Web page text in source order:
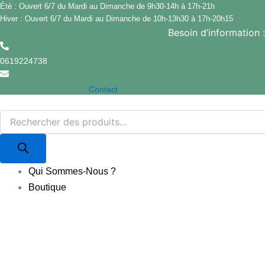
Aller
au
Été : Ouvert 6/7 du Mardi au Dimanche de 9h30-14h à 17h-21h
Hiver : Ouvert 6/7 du Mardi au Dimanche de 10h-13h30 à 17h-20h15
Besoin d’information :
0619224738
Contact
Recherche
de
Qui Sommes-Nous ?
Boutique
quantité
de
BLOCH